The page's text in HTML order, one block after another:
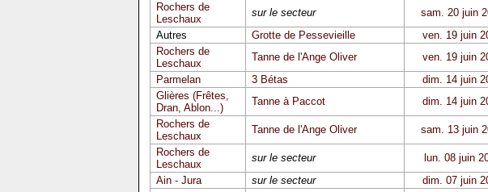
Rochers de
Leschaux
sur le secteur sam. 20 juin
Autres
Grotte de Pessevieille ven. 19 juin
Rochers de
Leschaux
Tanne de l'Ange Oliver ven. 19 juin
Parmelan
3 Bétas dim. 14 juin
Glières (Frêtes,
Dran, Ablon...)
Tanne à Paccot dim. 14 juin
Rochers de
Leschaux
Tanne de l'Ange Oliver sam. 13 juin
Rochers de
Leschaux
sur le secteur lun. 08 juin
Ain - Jura
sur le secteur dim. 07 juin